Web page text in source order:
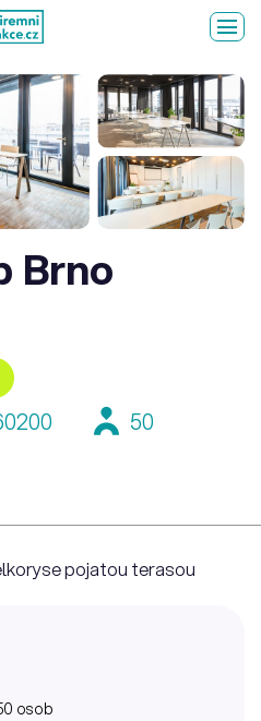
Brno
50
pojatou terasou
osob